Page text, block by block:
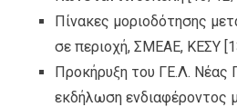
Πίνακες μοριοδότησης
σε περιοχή, ΣΜΕΑΕ, ΚΕΣΥ
Προκήρυξη του ΓΕ.Λ. Νέας
εκδήλωση ενδιαφέροντος